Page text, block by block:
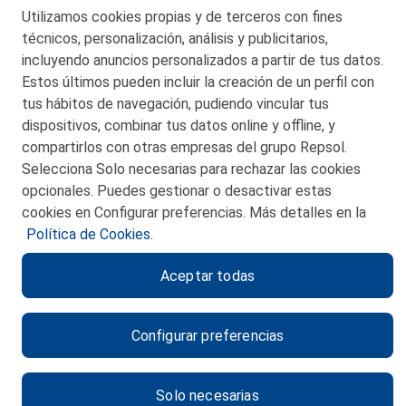
© 2026 Petronor S.A.
CONTACTO
MAPA WEB
POLITICA DE PRIVACIDAD
POLITICA DE COOKIES
CANAL DE ÉTICA
Utilizamos cookies propias y de terceros con fines
técnicos, personalización, análisis y publicitarios,
incluyendo anuncios personalizados a partir de tus datos.
Estos últimos pueden incluir la creación de un perfil con
tus hábitos de navegación, pudiendo vincular tus
dispositivos, combinar tus datos online y offline, y
compartirlos con otras empresas del grupo Repsol.
Selecciona Solo necesarias para rechazar las cookies
opcionales. Puedes gestionar o desactivar estas
cookies en Configurar preferencias. Más detalles en la
Política de Cookies.
Configurar preferencias
Solo necesarias
Aceptar todas